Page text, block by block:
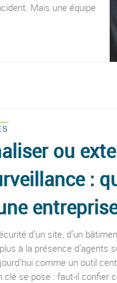
Mais une équipe
ou
:
d’un site, d’un
à la présence d’agents
comme un outil
clé se pose : faut-il confier